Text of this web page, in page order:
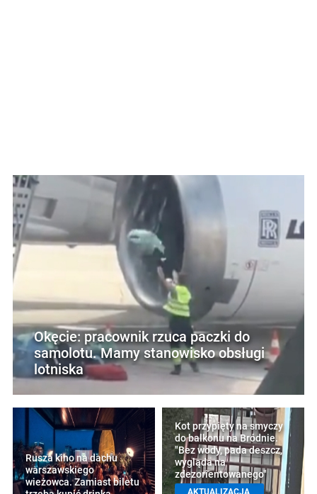
Okęcie: pracownik rzuca paczki do
samolotu. Mamy stanowisko obsługi
lotniska
Rusza kino na dachu
warszawskiego
wieżowca. Zamiast biletu
Kot przypięty na smyczy
do balkonu na Bródnie.
"Bez wody, pada deszcz,
wygląda na
zdezorientowanego"
AKTUALIZACJA